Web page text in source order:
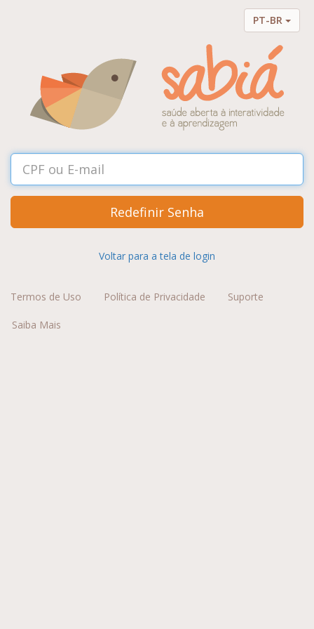
PT-BR
Redefinir Senha
Voltar para a tela de login
Termos de Uso Política de Privacidade Suporte
Saiba Mais